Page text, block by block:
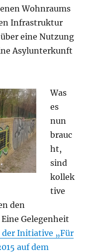
Wohnraums
Infrastruktur
eine Nutzung
Asylunterkunft
Was
es
nun
brauc
ht,
sind
kollek
tive
den
Gelegenheit
Initiative „Für
auf dem